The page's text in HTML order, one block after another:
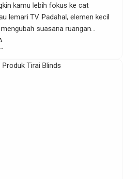
kamu lebih fokus ke cat
lemari TV. Padahal, elemen kecil
suasana ruangan
di antara berbagai jenis tirai,
jadi pilihan favorit banyak
ini. Kenapa? Bukan cuma
yang simpel dan elegan, […]